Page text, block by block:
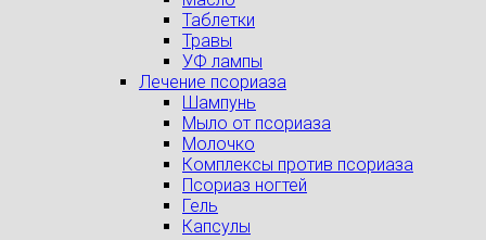
Таблетки
Травы
УФ лампы
Лечение псориаза
Шампунь
Мыло от псориаза
Молочко
Комплексы против псориаза
Псориаз ногтей
Гель
Капсулы